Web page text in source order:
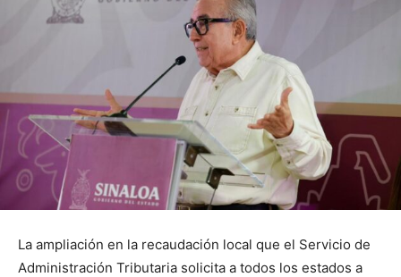
La ampliación en la recaudación local que el Servicio de
Administración Tributaria solicita a todos los estados a